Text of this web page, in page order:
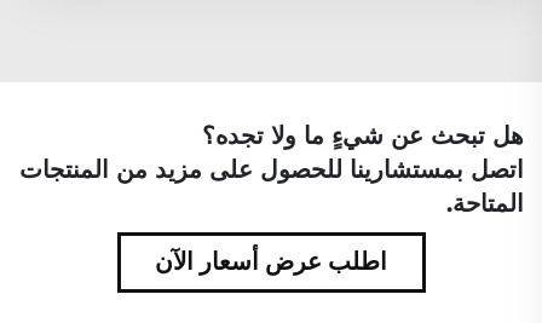
هل تبحث عن شيءٍ ما ولا تجده؟
اتصل بمستشارينا للحصول على مزيد من المنتجات
المتاحة.
اطلب عرض أسعار الآن